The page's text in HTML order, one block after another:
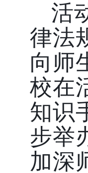
活
律法
向师
校在
知识
步举
加深